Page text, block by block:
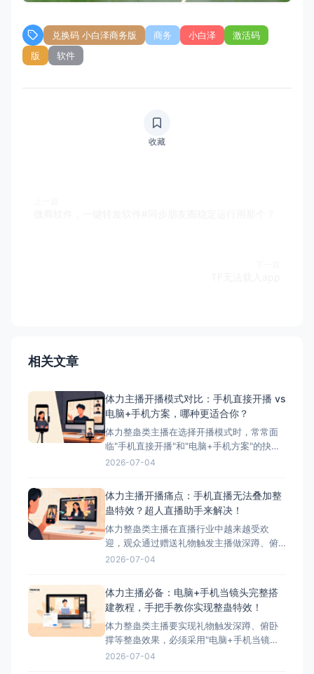
兑换码 小白泽商务版 商务 小白泽
激活码
版
软件
收藏
相关文章
体力主播开播模式对比：手机直接开播 vs
电脑+手机方案，哪种更适合你？
体力整蛊类主播在选择开播模式时，常常面
临"手机直接开播"和"电脑+手机方案"的抉
择。本文将详细对比这两种模式的优缺点，
播模式简介 ### 模式一：手机直接开播 这
是最简单、最常用的开播方式，主播直接使
2026-07-04
体力主播开播痛点：手机直播无法叠加整
蛊特效？超人直播助手来解决！
体力整蛊类主播在直播行业中越来越受欢
迎，观众通过赠送礼物触发主播做深蹲、俯
卧撑等体力动作，互动性极强。然而，这类
析这一痛点，并为您提供完美解决方案——
超人直播助手。 &nbsp; ## 体力主播面临的
核心痛点 &nbs
2026-07-04
体力主播必备：电脑+手机当镜头完整搭
建教程，手把手教你实现整蛊特效！
体力整蛊类主播要实现礼物触发深蹲、俯卧
撑等整蛊效果，必须采用"电脑+手机当镜
头"的组合方案。本文将手把手教您完成整个
2026-07-04